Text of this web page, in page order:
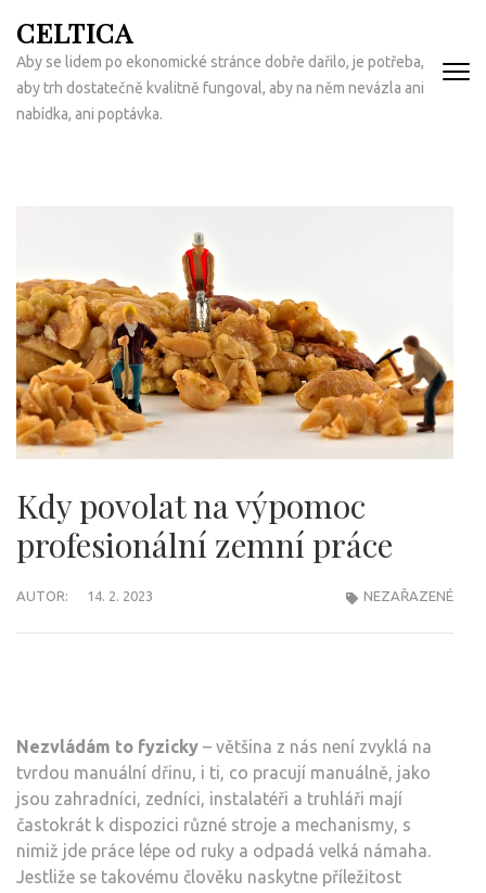
na
obsah
(Enter)
CELTICA
Aby se lidem po ekonomické stránce dobře dařilo, je potřeba,
aby trh dostatečně kvalitně fungoval, aby na něm nevázla ani
nabídka, ani poptávka.
Kdy povolat na výpomoc
profesionální zemní práce
AUTOR: 14. 2. 2023 NEZAŘAZENÉ
Nezvládám to fyzicky – většina z nás není zvyklá na
tvrdou manuální dřinu, i ti, co pracují manuálně, jako
jsou zahradníci, zedníci, instalatéři a truhláři mají
častokrát k dispozici různé stroje a mechanismy, s
nimiž jde práce lépe od ruky a odpadá velká námaha.
Jestliže se takovému člověku naskytne příležitost